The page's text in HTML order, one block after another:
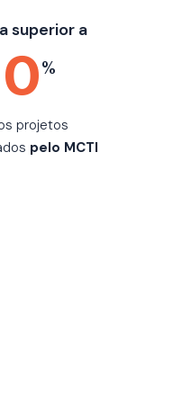
superior a
%
0
projetos
pelo MCTI